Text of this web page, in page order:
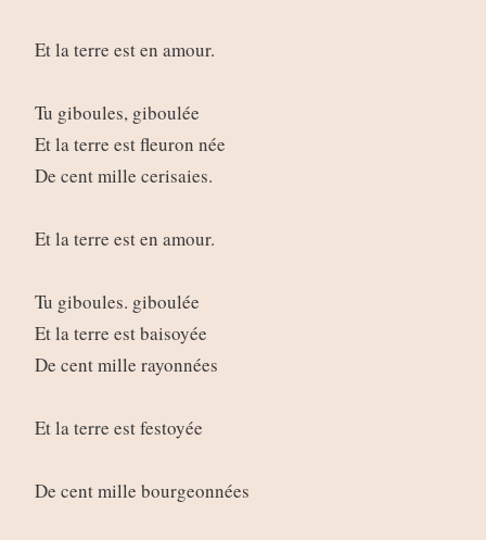
Et la terre est en amour.
Tu giboules, giboulée
Et la terre est fleuron née
De cent mille cerisaies.
Et la terre est en amour.
Tu giboules. giboulée
Et la terre est baisoyée
De cent mille rayonnées
Et la terre est festoyée
De cent mille bourgeonnées